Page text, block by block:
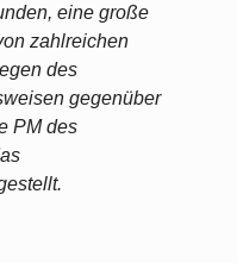
eine große
zahlreichen
des
gegenüber
PM des